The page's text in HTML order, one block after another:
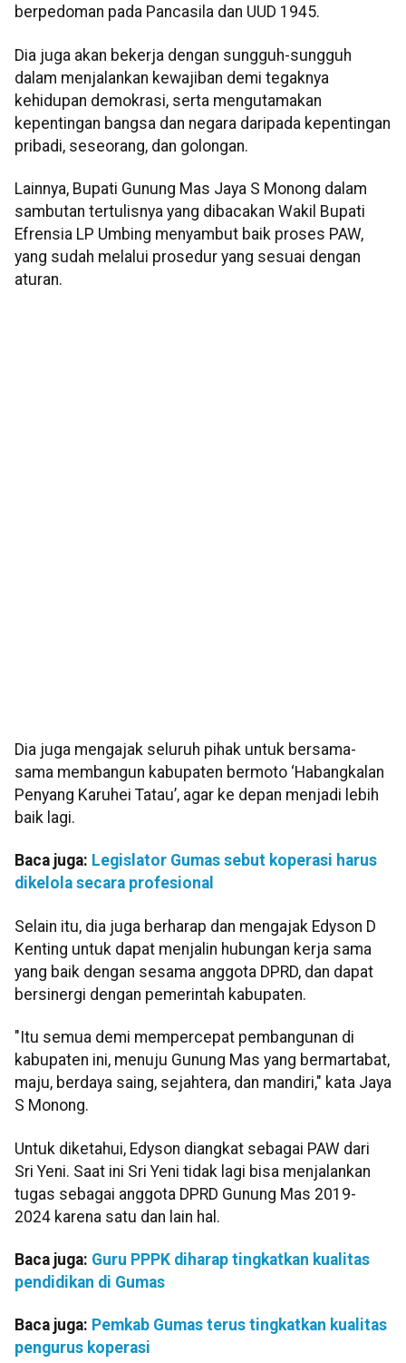
berpedoman pada Pancasila dan UUD 1945.
Dia juga akan bekerja dengan sungguh-sungguh
dalam menjalankan kewajiban demi tegaknya
kehidupan demokrasi, serta mengutamakan
kepentingan bangsa dan negara daripada kepentingan
pribadi, seseorang, dan golongan.
Lainnya, Bupati Gunung Mas Jaya S Monong dalam
sambutan tertulisnya yang dibacakan Wakil Bupati
Efrensia LP Umbing menyambut baik proses PAW,
yang sudah melalui prosedur yang sesuai dengan
aturan.
Dia juga mengajak seluruh pihak untuk bersama-
sama membangun kabupaten bermoto ‘Habangkalan
Penyang Karuhei Tatau’, agar ke depan menjadi lebih
baik lagi.
Baca juga: Legislator Gumas sebut koperasi harus
dikelola secara profesional
Selain itu, dia juga berharap dan mengajak Edyson D
Kenting untuk dapat menjalin hubungan kerja sama
yang baik dengan sesama anggota DPRD, dan dapat
bersinergi dengan pemerintah kabupaten.
"Itu semua demi mempercepat pembangunan di
kabupaten ini, menuju Gunung Mas yang bermartabat,
maju, berdaya saing, sejahtera, dan mandiri," kata Jaya
S Monong.
Untuk diketahui, Edyson diangkat sebagai PAW dari
Sri Yeni. Saat ini Sri Yeni tidak lagi bisa menjalankan
tugas sebagai anggota DPRD Gunung Mas 2019-
2024 karena satu dan lain hal.
Baca juga: Guru PPPK diharap tingkatkan kualitas
pendidikan di Gumas
Baca juga: Pemkab Gumas terus tingkatkan kualitas
pengurus koperasi